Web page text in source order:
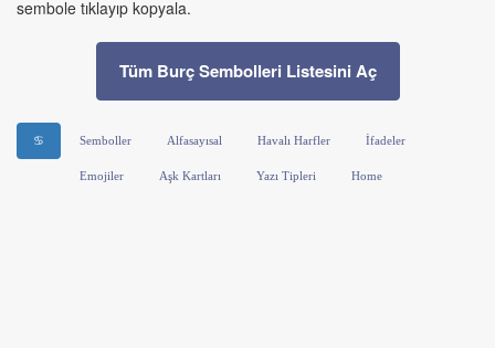
sembole tıklayıp kopyala.
Tüm Burç Sembolleri Listesini Aç
♋ Semboller Alfasayısal Havalı Harfler İfadeler
Emojiler Aşk Kartları Yazı Tipleri Home